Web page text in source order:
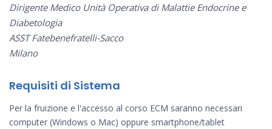
Dirigente Medico Unità Operativa di Malattie Endocrine e
Diabetologia
ASST Fatebenefratelli-Sacco
Milano
Requisiti di Sistema
Per la fruizione e l'accesso al corso ECM saranno necessari
computer (Windows o Mac) oppure smartphone/tablet